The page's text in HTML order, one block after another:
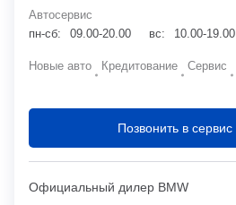
Автосервис
пн-сб:
09.00-20.00 вс: 10.00-19.00
Новые авто Кредитование Сервис
Позвонить в сервис
Официальный дилер BMW